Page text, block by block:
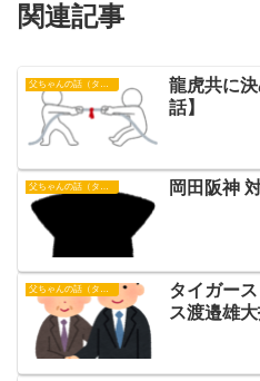
関連記事
父ちゃんの話（タイガース）
龍虎共に
話】
父ちゃんの話（タイガース） 岡田阪神
父ちゃんの話（タイガース）
タイガー
ス渡邉雄